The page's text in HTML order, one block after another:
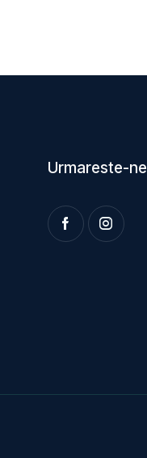
Urmareste-ne